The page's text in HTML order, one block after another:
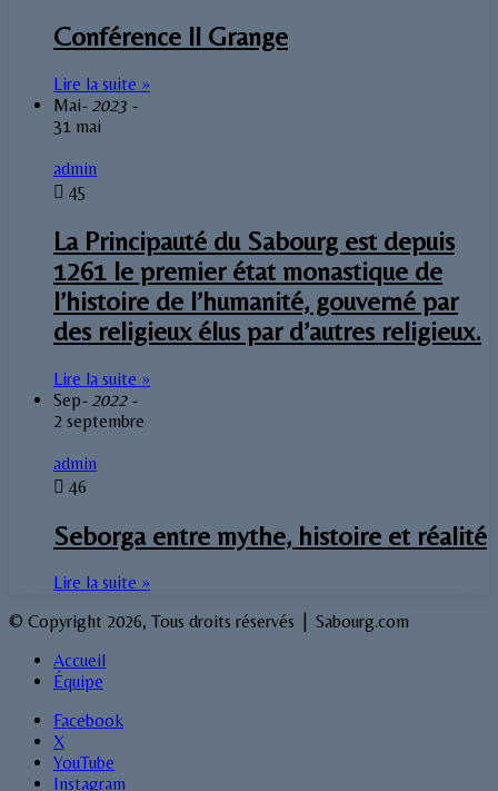
Conférence Il Grange
Lire la suite »
Mai- 2023 -
31 mai
admin
45
La Principauté du Sabourg est depuis
1261 le premier état monastique de
l’histoire de l’humanité, gouverné par
des religieux élus par d’autres religieux.
Lire la suite »
Sep- 2022 -
2 septembre
admin
46
Seborga entre mythe, histoire et réalité
Lire la suite »
© Copyright 2026, Tous droits réservés | Sabourg.com
Accueil
Équipe
Facebook
X
YouTube
Instagram